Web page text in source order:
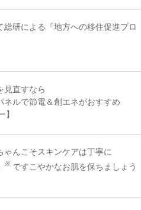
総研による『地方への移住促進プロ
見直すなら
ネルで節電＆創エネがおすすめ
】
ゃんこそスキンケアは丁寧に
※ ですこやかなお肌を保ちましょう